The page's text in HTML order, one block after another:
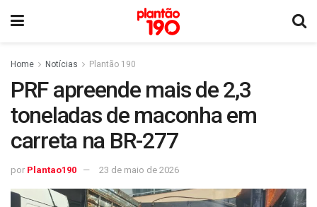
Home Notícias Plantão 190
PRF apreende mais de 2,3
toneladas de maconha em
carreta na BR-277
por Plantao190 23 de maio de 2026